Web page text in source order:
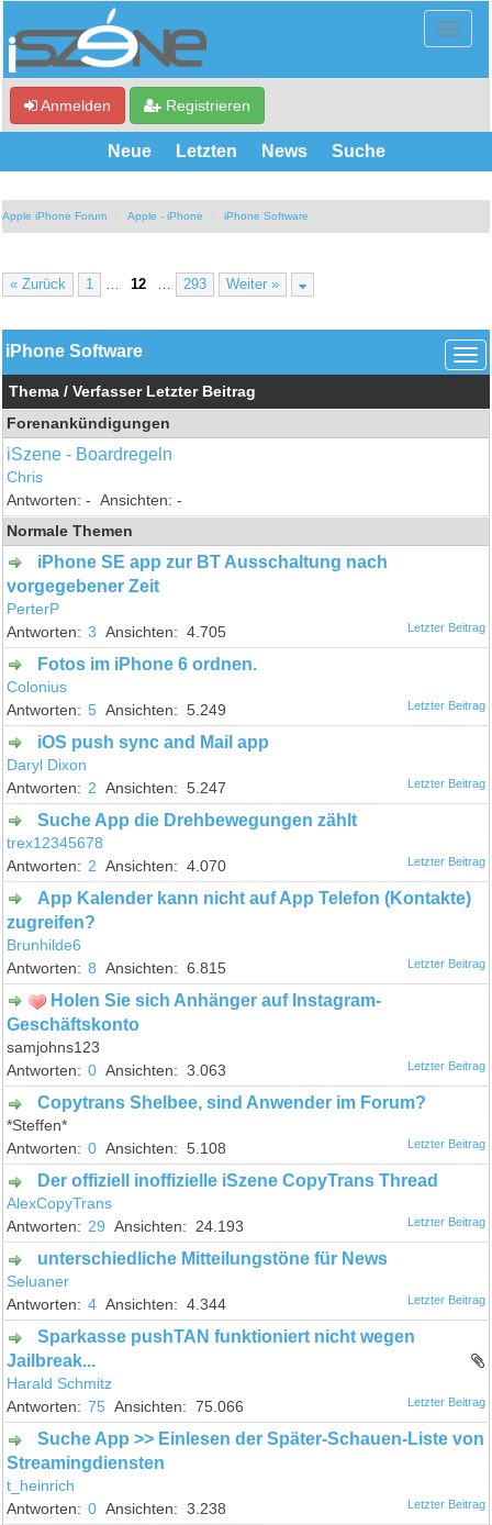
Anmelden Registrieren
Neue Letzten News Suche
Apple iPhone Forum Apple - iPhone iPhone Software
« Zurück 1 12 293 Weiter »
iPhone Software
Thema /Verfasser Letzter Beitrag
Forenankündigungen
iSzene - Boardregeln
Chris
-
-
Normale Themen
iPhone SE app zur BT Ausschaltung nach
vorgegebener Zeit
PerterP
3
4.705
Fotos im iPhone 6 ordnen.
Colonius
5
5.249
iOS push sync and Mail app
Daryl Dixon
2
5.247
Suche App die Drehbewegungen zählt
trex12345678
2
4.070
App Kalender kann nicht auf App Telefon (Kontakte)
zugreifen?
Brunhilde6
8
6.815
Holen Sie sich Anhänger auf Instagram-
Geschäftskonto
samjohns123
0
3.063
Copytrans Shelbee, sind Anwender im Forum?
*Steffen*
0
5.108
Der offiziell inoffizielle iSzene CopyTrans Thread
AlexCopyTrans
29
24.193
unterschiedliche Mitteilungstöne für News
Seluaner
4
4.344
Sparkasse pushTAN funktioniert nicht wegen
Jailbreak...
Harald Schmitz
75
75.066
Suche App >> Einlesen der Später-Schauen-Liste von
Streamingdiensten
t_heinrich
0
3.238